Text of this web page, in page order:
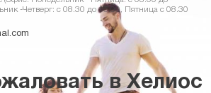
-Четверг: с 08.30 до 16.00, Пятница с 08.30
в Хелиос